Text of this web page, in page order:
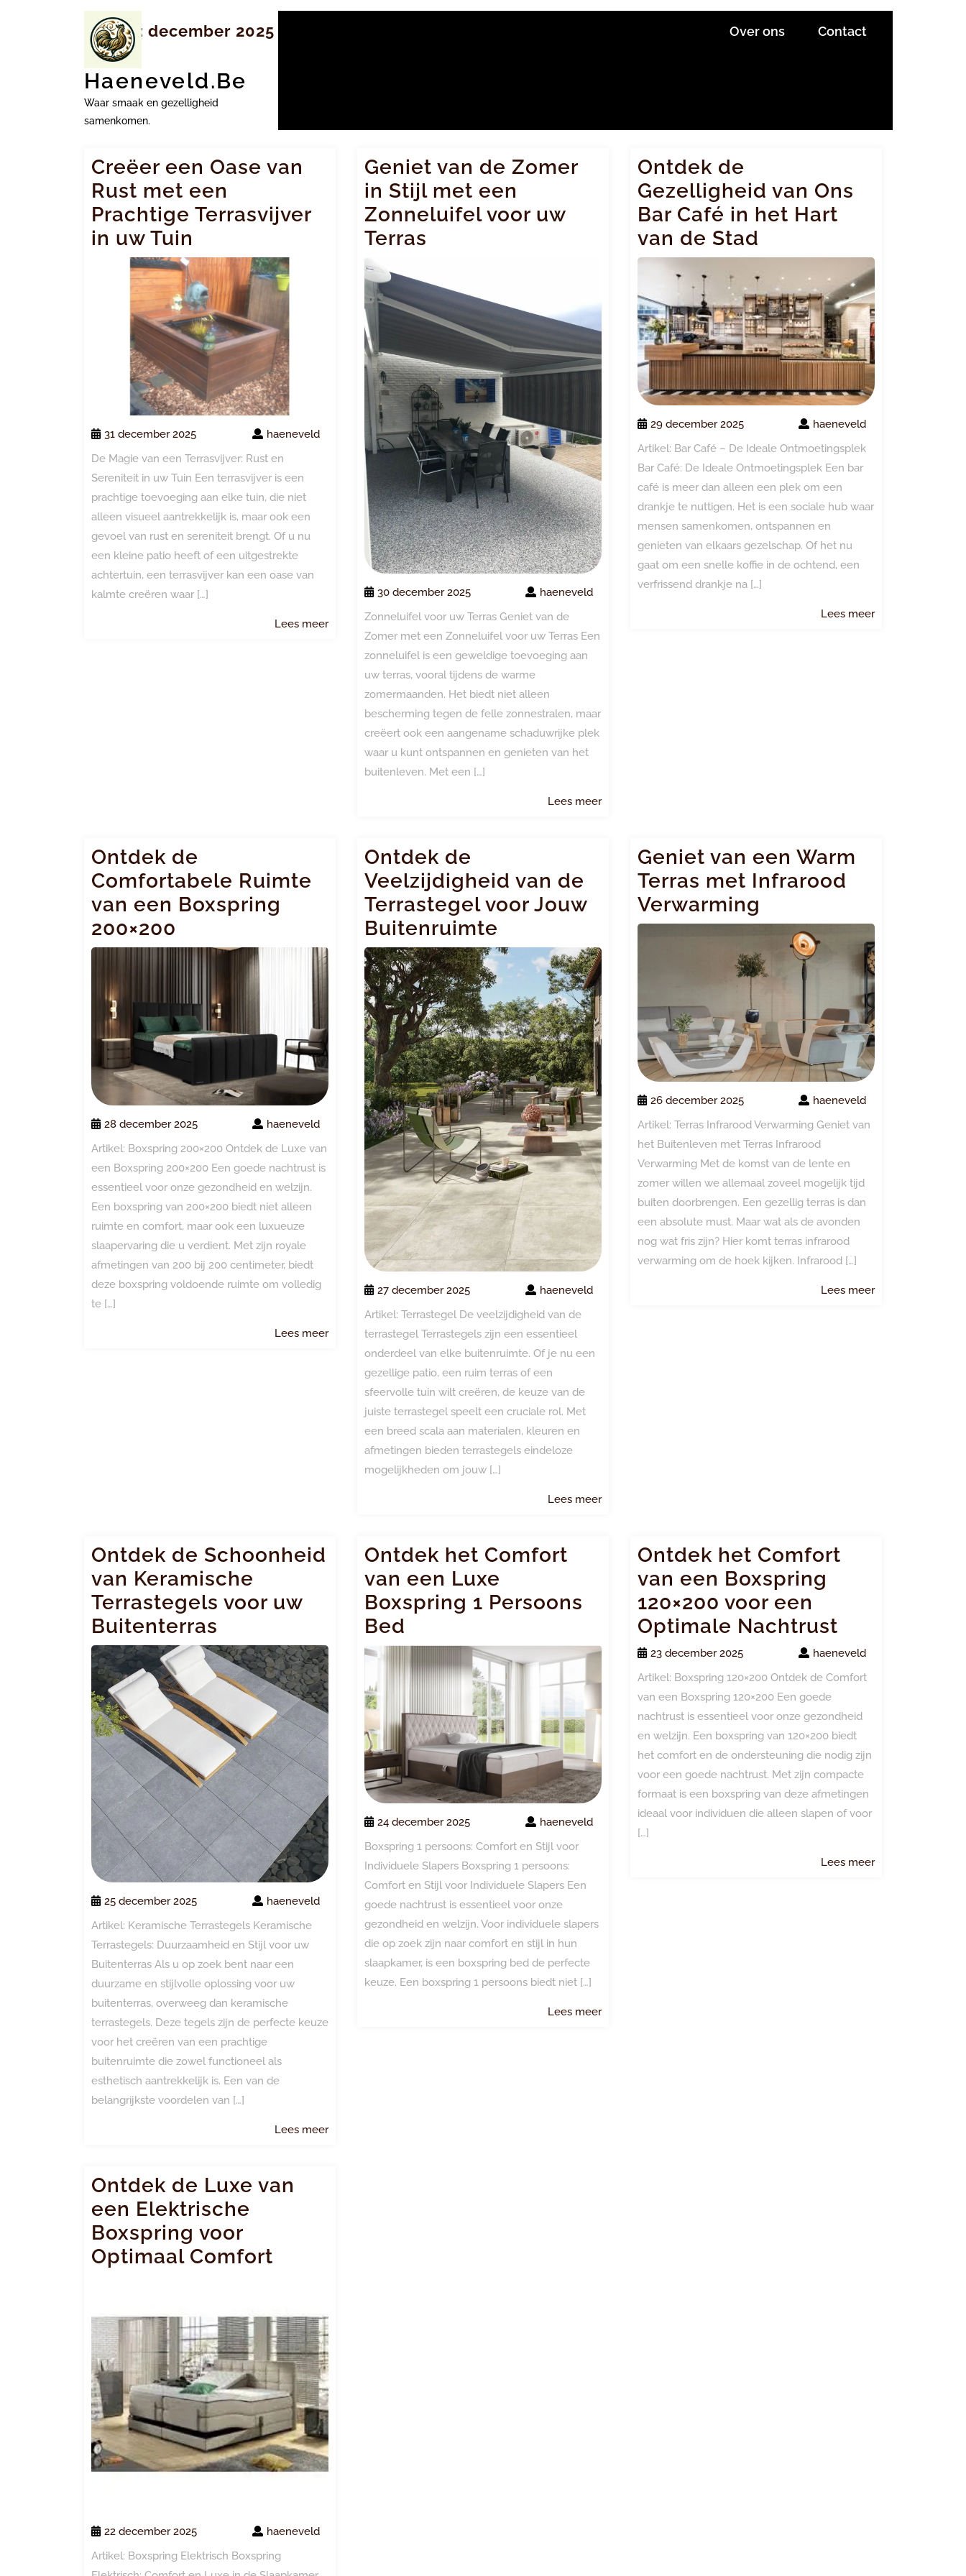
Haeneveld.be
Waar smaak en gezelligheid
samenkomen.
Over ons Contact
Maand: december 2025
Creëer een Oase van
Rust met een
Prachtige Terrasvijver
in uw Tuin
31 december 2025
haeneveld
De Magie van een Terrasvijver: Rust en
Sereniteit in uw Tuin Een terrasvijver is een
prachtige toevoeging aan elke tuin, die niet
alleen visueel aantrekkelijk is, maar ook een
gevoel van rust en sereniteit brengt. Of u nu
een kleine patio heeft of een uitgestrekte
achtertuin, een terrasvijver kan een oase van
kalmte creëren waar […]
Lees meerLees
Geniet van de Zomer
in Stijl met een
Zonneluifel voor uw
Terras
30 december 2025
haeneveld
Zonneluifel voor uw Terras Geniet van de
Zomer met een Zonneluifel voor uw Terras Een
zonneluifel is een geweldige toevoeging aan
uw terras, vooral tijdens de warme
zomermaanden. Het biedt niet alleen
bescherming tegen de felle zonnestralen, maar
creëert ook een aangename schaduwrijke plek
waar u kunt ontspannen en genieten van het
buitenleven. Met een […]
Lees meerLees
Ontdek de
Gezelligheid van Ons
Bar Café in het Hart
van de Stad
29 december 2025
haeneveld
Artikel: Bar Café – De Ideale Ontmoetingsplek
Bar Café: De Ideale Ontmoetingsplek Een bar
café is meer dan alleen een plek om een
drankje te nuttigen. Het is een sociale hub waar
mensen samenkomen, ontspannen en
genieten van elkaars gezelschap. Of het nu
gaat om een snelle koffie in de ochtend, een
verfrissend drankje na […]
Lees meerLees
Ontdek de
Comfortabele Ruimte
van een Boxspring
200×200
28 december 2025
haeneveld
Artikel: Boxspring 200×200 Ontdek de Luxe van
een Boxspring 200×200 Een goede nachtrust is
essentieel voor onze gezondheid en welzijn.
Een boxspring van 200×200 biedt niet alleen
ruimte en comfort, maar ook een luxueuze
slaapervaring die u verdient. Met zijn royale
afmetingen van 200 bij 200 centimeter, biedt
deze boxspring voldoende ruimte om volledig
te […]
Lees meerLees
Ontdek de
Veelzijdigheid van de
Terrastegel voor Jouw
Buitenruimte
27 december 2025
haeneveld
Artikel: Terrastegel De veelzijdigheid van de
terrastegel Terrastegels zijn een essentieel
onderdeel van elke buitenruimte. Of je nu een
gezellige patio, een ruim terras of een
sfeervolle tuin wilt creëren, de keuze van de
juiste terrastegel speelt een cruciale rol. Met
een breed scala aan materialen, kleuren en
afmetingen bieden terrastegels eindeloze
mogelijkheden om jouw […]
Lees meerLees
Geniet van een Warm
Terras met Infrarood
Verwarming
26 december 2025
haeneveld
Artikel: Terras Infrarood Verwarming Geniet van
het Buitenleven met Terras Infrarood
Verwarming Met de komst van de lente en
zomer willen we allemaal zoveel mogelijk tijd
buiten doorbrengen. Een gezellig terras is dan
een absolute must. Maar wat als de avonden
nog wat fris zijn? Hier komt terras infrarood
verwarming om de hoek kijken. Infrarood […]
Lees meerLees
Ontdek de Schoonheid
van Keramische
Terrastegels voor uw
Buitenterras
25 december 2025
haeneveld
Artikel: Keramische Terrastegels Keramische
Terrastegels: Duurzaamheid en Stijl voor uw
Buitenterras Als u op zoek bent naar een
duurzame en stijlvolle oplossing voor uw
buitenterras, overweeg dan keramische
terrastegels. Deze tegels zijn de perfecte keuze
voor het creëren van een prachtige
buitenruimte die zowel functioneel als
esthetisch aantrekkelijk is. Een van de
belangrijkste voordelen van […]
Lees meerLees
Ontdek het Comfort
van een Luxe
Boxspring 1 Persoons
Bed
24 december 2025
haeneveld
Boxspring 1 persoons: Comfort en Stijl voor
Individuele Slapers Boxspring 1 persoons:
Comfort en Stijl voor Individuele Slapers Een
goede nachtrust is essentieel voor onze
gezondheid en welzijn. Voor individuele slapers
die op zoek zijn naar comfort en stijl in hun
slaapkamer, is een boxspring bed de perfecte
keuze. Een boxspring 1 persoons biedt niet […]
Lees meerLees
Ontdek het Comfort
van een Boxspring
120×200 voor een
Optimale Nachtrust
23 december 2025
haeneveld
Artikel: Boxspring 120×200 Ontdek de Comfort
van een Boxspring 120×200 Een goede
nachtrust is essentieel voor onze gezondheid
en welzijn. Een boxspring van 120×200 biedt
het comfort en de ondersteuning die nodig zijn
voor een goede nachtrust. Met zijn compacte
formaat is een boxspring van deze afmetingen
ideaal voor individuen die alleen slapen of voor
[…]
Lees meerLees
Ontdek de Luxe van
een Elektrische
Boxspring voor
Optimaal Comfort
22 december 2025
haeneveld
Artikel: Boxspring Elektrisch Boxspring